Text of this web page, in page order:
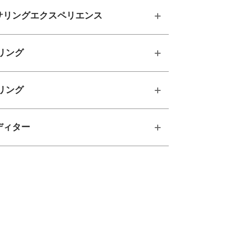
ングエクスペリエンス
ング
ング
ィター